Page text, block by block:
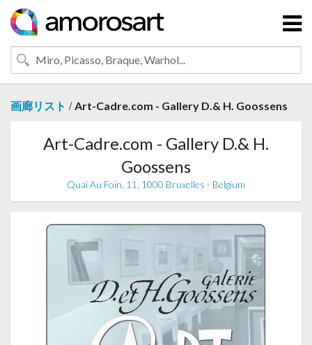
画廊リスト /Art-Cadre.com - Gallery D.& H. Goossens
Art-Cadre.com - Gallery D.& H.
Goossens
Quai Au Foin, 11, 1000 Bruxelles - Belgium